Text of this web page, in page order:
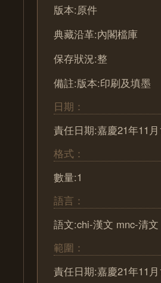
版本:原件
典藏沿革:內閣檔庫
保存狀況:整
備註:版本:印刷及填墨
日期：
責任日期:嘉慶21年11月
格式：
數量:1
語言：
語文:chi-漢文 mnc-清文
範圍：
責任日期:嘉慶21年11月